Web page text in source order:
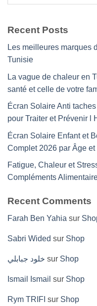
Recent Posts
Les meilleures marques
Tunisie
La vague de chaleur en
santé et celle de votre
Écran Solaire Anti
pour Traiter et Prévenir l
Écran Solaire Enfant et
Complet 2026 par Âge et
Fatigue, Chaleur et
Compléments
Recent Comments
Farah Ben Yahia sur
Sabri Wided sur Shop
خلود جبابلي sur Shop
Ismail Ismail sur Shop
Rym TRIFI sur Shop